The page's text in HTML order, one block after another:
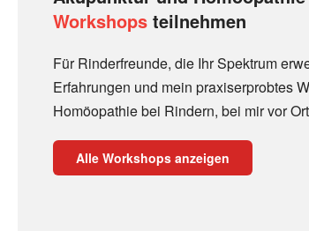
Workshops teilnehmen
Für Rinderfreunde, die Ihr Spektrum
Erfahrungen und mein praxiserprobtes
Homöopathie bei Rindern, bei mir vor
Alle Workshops anzeigen